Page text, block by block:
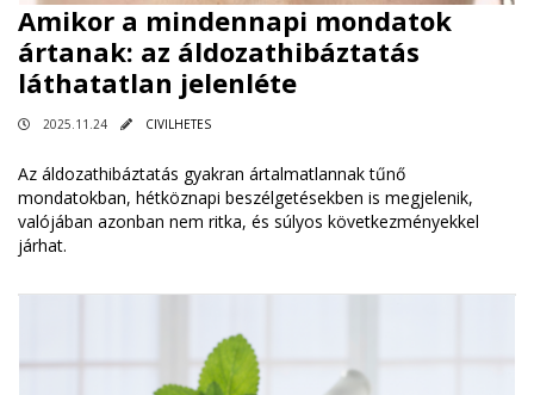
Amikor a mindennapi mondatok
ártanak: az áldozathibáztatás
láthatatlan jelenléte
2025.11.24 CIVILHETES
Az áldozathibáztatás gyakran ártalmatlannak tűnő
mondatokban, hétköznapi beszélgetésekben is megjelenik,
valójában azonban nem ritka, és súlyos következményekkel
járhat.